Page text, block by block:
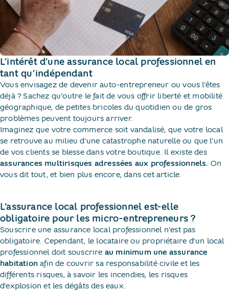
L’intérêt d’une assurance local professionnel en
tant qu’indépendant
Vous envisagez de devenir auto-entrepreneur ou vous l’êtes
déjà ? Sachez qu’outre le fait de vous offrir liberté et mobilité
géographique, de petites bricoles du quotidien ou de gros
problèmes peuvent toujours arriver.
Imaginez que votre commerce soit vandalisé, que votre local
se retrouve au milieu d’une catastrophe naturelle ou que l’un
de vos clients se blesse dans votre boutique. Il existe des
assurances multirisques adressées aux professionnels. On
vous dit tout, et bien plus encore, dans cet article.
L’assurance local professionnel est-elle
obligatoire pour les micro-entrepreneurs ?
Souscrire une assurance local professionnel n’est pas
obligatoire. Cependant, le locataire ou propriétaire d’un local
professionnel doit souscrire au minimum une assurance
habitation afin de couvrir sa responsabilité civile et les
différents risques, à savoir les incendies, les risques
d’explosion et les dégâts des eaux.